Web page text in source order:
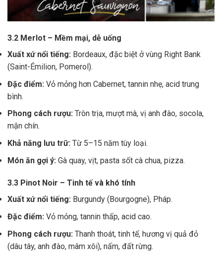
3.2 Merlot – Mềm mại, dễ uống
Xuất xứ nổi tiếng: Bordeaux, đặc biệt ở vùng Right Bank
(Saint-Émilion, Pomerol).
Đặc điểm: Vỏ mỏng hơn Cabernet, tannin nhẹ, acid trung
bình.
Phong cách rượu: Tròn trịa, mượt mà, vị anh đào, socola,
mận chín.
Khả năng lưu trữ: Từ 5–15 năm tùy loại.
Món ăn gợi ý: Gà quay, vịt, pasta sốt cà chua, pizza.
3.3 Pinot Noir – Tinh tế và khó tính
Xuất xứ nổi tiếng: Burgundy (Bourgogne), Pháp.
Đặc điểm: Vỏ mỏng, tannin thấp, acid cao.
Phong cách rượu: Thanh thoát, tinh tế, hương vị quả đỏ
(dâu tây, anh đào, mâm xôi), nấm, đất rừng.